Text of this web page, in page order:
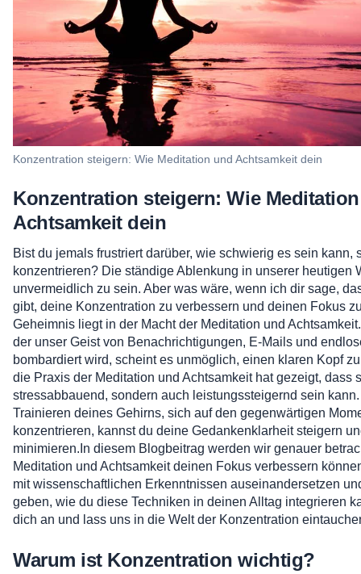
Konzentration steigern: Wie Meditation und Achtsamkeit dein
Konzentration steigern: Wie
Achtsamkeit dein
Bist du jemals frustriert darüber, wie schwierig es sein kann,
konzentrieren? Die ständige Ablenkung in unserer heutigen
unvermeidlich zu sein. Aber was wäre, wenn ich dir sage,
gibt, deine Konzentration zu verbessern und deinen Fokus
Geheimnis liegt in der Macht der Meditation und
der unser Geist von Benachrichtigungen, E-Mails und
bombardiert wird, scheint es unmöglich, einen klaren Kopf
die Praxis der Meditation und Achtsamkeit hat gezeigt, dass
stressabbauend, sondern auch leistungssteigernd sein
Trainieren deines Gehirns, sich auf den gegenwärtigen
konzentrieren, kannst du deine Gedankenklarheit steigern
minimieren.In diesem Blogbeitrag werden wir genauer
Meditation und Achtsamkeit deinen Fokus verbessern
mit wissenschaftlichen Erkenntnissen auseinandersetzen
geben, wie du diese Techniken in deinen Alltag integrieren
dich an und lass uns in die Welt der Konzentration
Warum ist Konzentration wichtig?